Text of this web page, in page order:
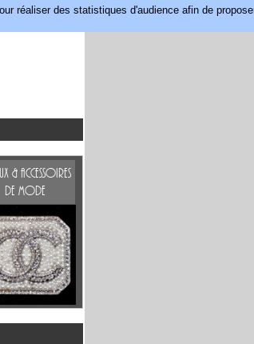
réaliser des statistiques d'audience afin de
& accessoires
de mode